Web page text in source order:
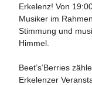
Erkelenz! Von
Musiker im
Stimmung und
Himmel.
Beet’s’Berries
Erkelenzer